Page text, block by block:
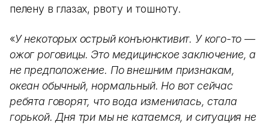
пелену в глазах, рвоту и тошноту.
«У некоторых острый конъюнктивит. У кого-то —
ожог роговицы. Это медицинское заключение, а
не предположение. По внешним признакам,
океан обычный, нормальный. Но вот сейчас
ребята говорят, что вода изменилась, стала
горькой. Дня три мы не катаемся, и ситуация не